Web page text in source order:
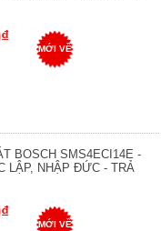
MỚI VỀ
BOSCH SMS4ECI14E -
LẬP, NHẬP ĐỨC - TRẢ
MỚI VỀ